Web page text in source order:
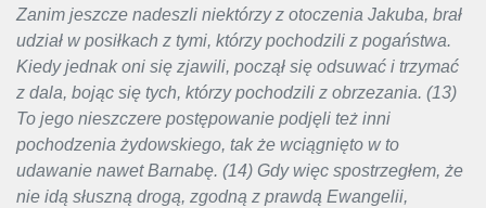
Zanim jeszcze nadeszli niektórzy z otoczenia Jakuba, brał
udział w posiłkach z tymi, którzy pochodzili z pogaństwa.
Kiedy jednak oni się zjawili, począł się odsuwać i trzymać
z dala, bojąc się tych, którzy pochodzili z obrzezania. (13)
To jego nieszczere postępowanie podjęli też inni
pochodzenia żydowskiego, tak że wciągnięto w to
udawanie nawet Barnabę. (14) Gdy więc spostrzegłem, że
nie idą słuszną drogą, zgodną z prawdą Ewangelii,